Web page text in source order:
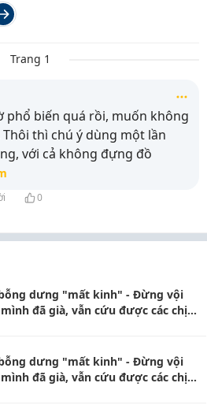
Trang 1
phổ biến quá rồi, muốn không
thì chú ý dùng một lần
với cả không đựng đồ
0
dưng "mất kinh" - Đừng vội
đã già, vẫn cứu được các chị
dưng "mất kinh" - Đừng vội
đã già, vẫn cứu được các chị